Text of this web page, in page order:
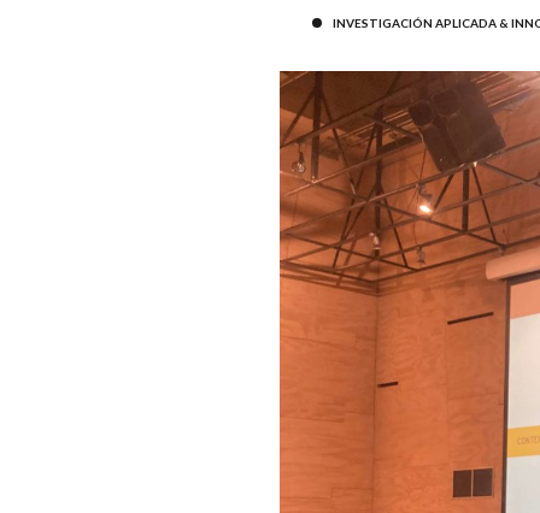
INVESTIGACIÓN APLICADA &